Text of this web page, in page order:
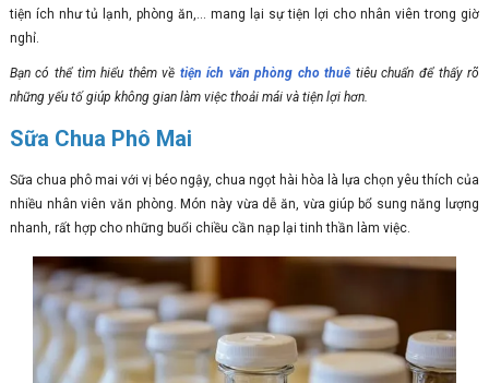
tiện ích như tủ lạnh, phòng ăn,... mang lại sự tiện lợi cho nhân viên trong giờ
nghỉ.
Bạn có thể tìm hiểu thêm về tiện ích văn phòng cho thuê tiêu chuẩn để thấy rõ
những yếu tố giúp không gian làm việc thoải mái và tiện lợi hơn.
Sữa Chua Phô Mai
Sữa chua phô mai với vị béo ngậy, chua ngọt hài hòa là lựa chọn yêu thích của
nhiều nhân viên văn phòng. Món này vừa dễ ăn, vừa giúp bổ sung năng lượng
nhanh, rất hợp cho những buổi chiều cần nạp lại tinh thần làm việc.